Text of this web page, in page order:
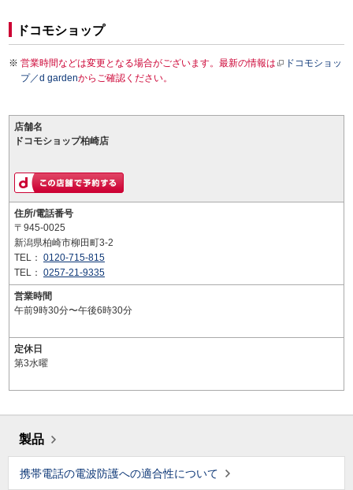
ドコモショップ
営業時間などは変更となる場合がございます。最新の情報は
ドコモショッ
プ／d gardenからご確認ください。
店舗名
ドコモショップ柏崎店
住所/電話番号
〒945-0025
新潟県柏崎市柳田町3-2
TEL： 0120-715-815
TEL： 0257-21-9335
営業時間
午前9時30分〜午後6時30分
定休日
第3水曜
製品
携帯電話の電波防護への適合性について